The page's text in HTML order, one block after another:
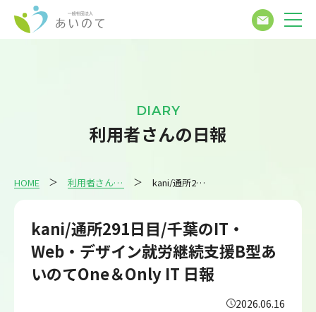
DIARY
利用者さんの日報
HOME 利用者さんの日報 kani/通所291日目/千葉のIT・Web・デザイン就労継続支援B型あいのてOne＆Only IT 日報
kani/通所291日目/千葉のIT・
Web・デザイン就労継続支援B型あ
いのてOne＆Only IT 日報
2026.06.16